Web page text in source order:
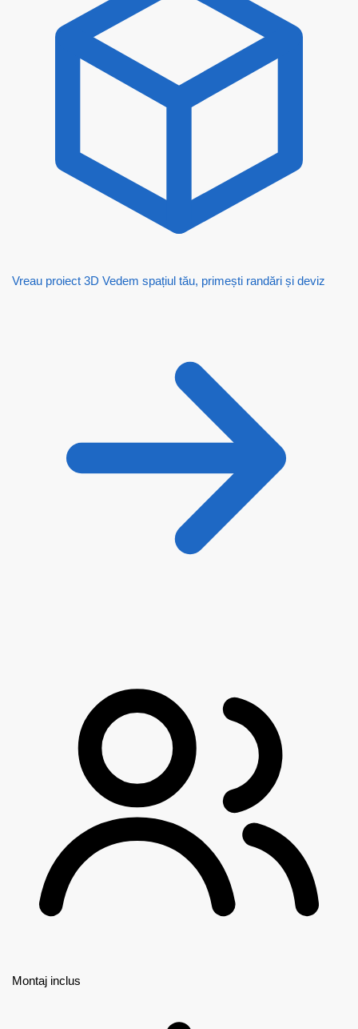
Vreau proiect 3D Vedem spațiul tău, primești randări și deviz
Montaj inclus